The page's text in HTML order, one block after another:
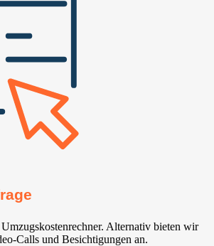
Alternativ bieten wir
Calls und Besichtigungen an.